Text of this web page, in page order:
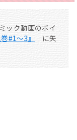
ック動画のボイ
#1～3』
に矢